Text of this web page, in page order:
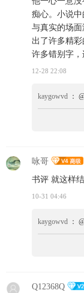
痴心。小说
与真实的场
出了许多精
许多错别字
12-28 22:08
kaygowvd：
咏哥
书评 就这样
10-31 04:46
kaygowvd：
Q12368Q